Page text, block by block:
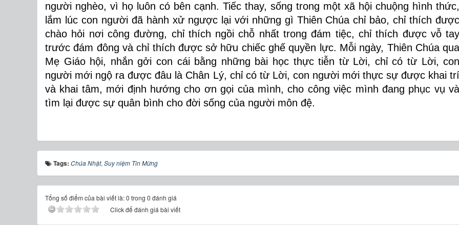
người nghèo, vì họ luôn có bên cạnh. Tiếc thay, sống trong một xã hội chuộng hình thức,
lắm lúc con người đã hành xử ngược lại với những gì Thiên Chúa chỉ bảo, chỉ thích được
chào hỏi nơi công đường, chỉ thích ngồi chỗ nhất trong đám tiệc, chỉ thích được vỗ tay
trước đám đông và chỉ thích được sở hữu chiếc ghế quyền lực. Mỗi ngày, Thiên Chúa qua
Mẹ Giáo hội, nhắn gởi con cái bằng những bài học thực tiễn từ Lời, chỉ có từ Lời, con
người mới ngộ ra được đâu là Chân Lý, chỉ có từ Lời, con người mới thực sự được khai trí
và khai tâm, mới định hướng cho ơn gọi của mình, cho công việc mình đang phục vụ và
tìm lại được sự quân bình cho đời sống của người môn đệ.
Tags: Chúa Nhật, Suy niệm Tin Mừng
Tổng số điểm của bài viết là: 0 trong 0 đánh giá
Click để đánh giá bài viết